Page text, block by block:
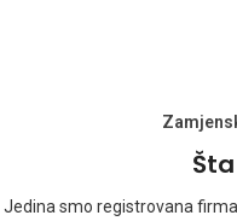
Jedina smo registrovana